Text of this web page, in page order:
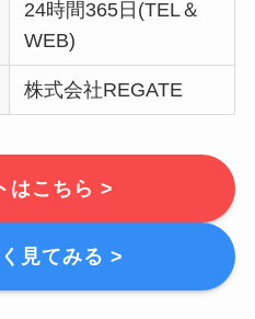
24時間365日(TEL＆
WEB)
株式会社REGATE
はこちら >
見てみる >